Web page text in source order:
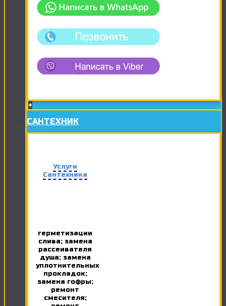
+
САНТЕХНИК
Услуги
Сантехника
герметизации
слива; замена
рассеивателя
душа; замена
уплотнительных
прокладок;
замена гофры;
ремонт
смесителя;